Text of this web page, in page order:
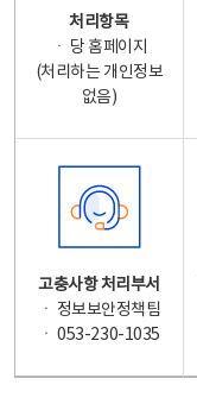
처리항목
ㆍ 당 홈페이지
(처리하는 개인정보
없음)
고충사항 처리부서
ㆍ 정보보안정책팀
ㆍ 053-230-1035